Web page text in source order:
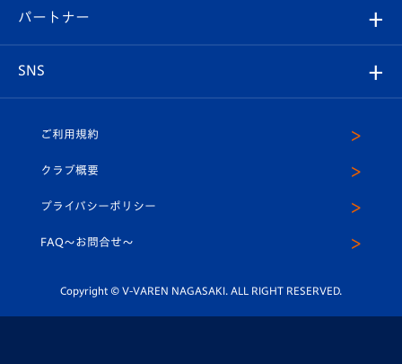
メディア
ホームタウン
マスコット紹介
平和祈念活動
ホームタウン活動
ヴィヴィくんの長崎おもてなしガイド
プレイヤーズスイート
店舗情報
育成からのお知らせ
U-18
スクール
パートナー
SNS
ヴィヴィくんインスタグラム
公式LINE＠
ご利用規約
クラブ概要
プライバシーポリシー
FAQ〜お問合せ〜
Copyright © V-VAREN NAGASAKI. ALL RIGHT RESERVED.